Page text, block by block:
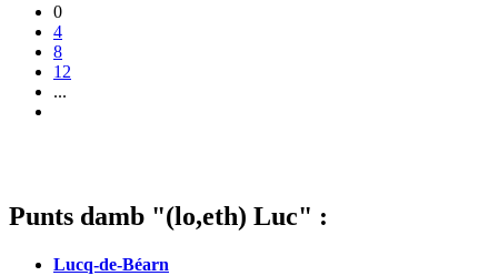
0
4
8
12
...
Punts damb "(lo,eth) Luc" :
Lucq-de-Béarn